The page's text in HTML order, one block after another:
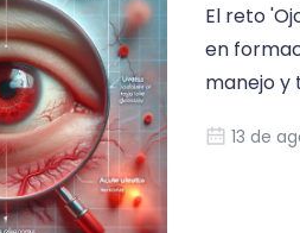
El reto
en
manejo y
cinco13 de